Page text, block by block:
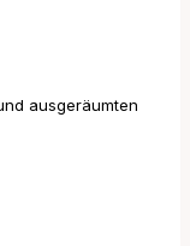
ausgeräumten